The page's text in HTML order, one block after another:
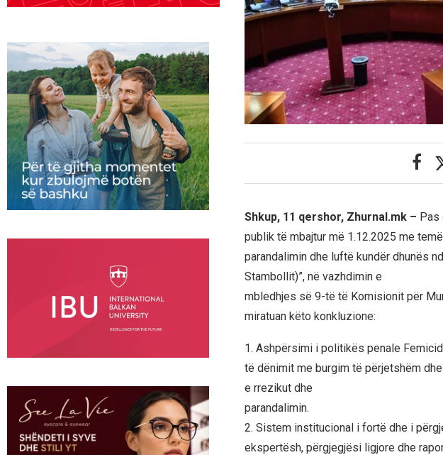
Shkup, 11 qershor, Zhurnal.mk – Pas
publik të mbajtur më 1.12.2025 me
parandalimin dhe luftë kundër dhunës
Stambollit)”, në vazhdimin e
mbledhjes së 9-të të Komisionit për
miratuan këto konkluzione:
1. Ashpërsimi i politikës penale
të dënimit me burgim të përjetshëm
e rrezikut dhe
parandalimin.
2. Sistem institucional i fortë dhe i
ekspertësh, përgjegjësi ligjore dhe